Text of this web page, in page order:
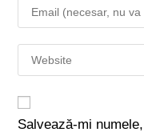
Salvează-mi